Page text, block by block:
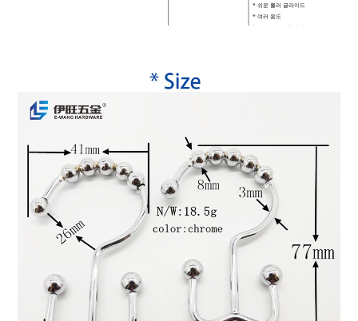
* 쉬운 롤러 글라이드
* 여러 용도
* 편리하고 실용적인
스타일